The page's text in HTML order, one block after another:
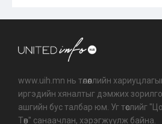
www.uih.mn нь төлөөллийн
иргэдийн хяналтыг дэмжих
ашгийн бус талбар юм. Уг төслийг
Төв" санаачлан, хэрэгжүүлж байна.